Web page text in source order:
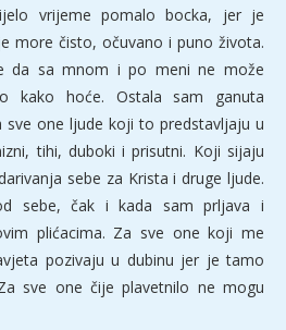
vrijeme pomalo bocka, jer je
more čisto, očuvano i puno života.
da sa mnom i po meni ne može
kako hoće. Ostala sam ganuta
sve one ljude koji to predstavljaju u
tihi, duboki i prisutni. Koji sijaju
sebe za Krista i druge ljude.
sebe, čak i kada sam prljava i
plićacima. Za sve one koji me
pozivaju u dubinu jer je tamo
sve one čije plavetnilo ne mogu